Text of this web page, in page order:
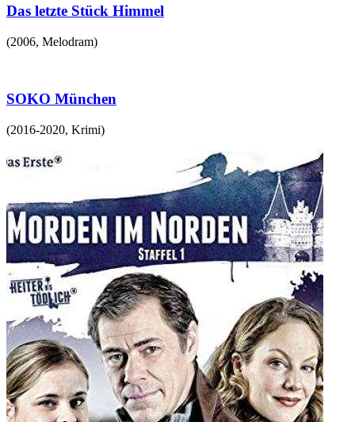
Das letzte Stück Himmel
(2006, Melodram)
SOKO München
(2016-2020, Krimi)